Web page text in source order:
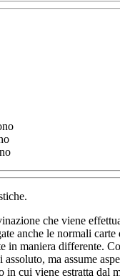
che viene
anche le normali
in maniera differente.
ma assume
in cui viene estratta dal